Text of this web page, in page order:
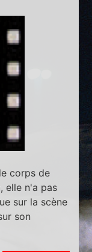
corps de
elle n'a pas
sur la scène
son